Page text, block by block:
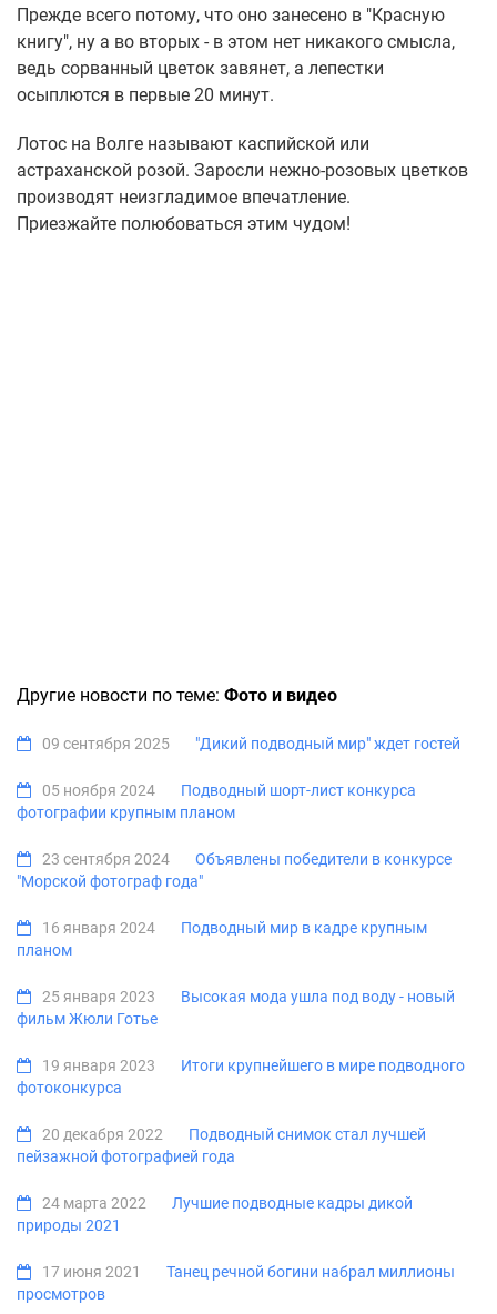
Прежде всего потому, что оно занесено в "Красную
книгу", ну а во вторых - в этом нет никакого смысла,
ведь сорванный цветок завянет, а лепестки
осыплются в первые 20 минут.
Лотос на Волге называют каспийской или
астраханской розой. Заросли нежно-розовых цветков
производят неизгладимое впечатление.
Приезжайте полюбоваться этим чудом!
Другие новости по теме: Фото и видео
09 сентября 2025 "Дикий подводный мир" ждет гостей
05 ноября 2024
Подводный шорт-лист конкурса
фотографии крупным планом
23 сентября 2024
Объявлены победители в конкурсе
"Морской фотограф года"
16 января 2024
Подводный мир в кадре крупным
планом
25 января 2023
Высокая мода ушла под воду - новый
фильм Жюли Готье
19 января 2023
Итоги крупнейшего в мире подводного
фотоконкурса
20 декабря 2022
Подводный снимок стал лучшей
пейзажной фотографией года
24 марта 2022
Лучшие подводные кадры дикой
природы 2021
17 июня 2021
Танец речной богини набрал миллионы
просмотров